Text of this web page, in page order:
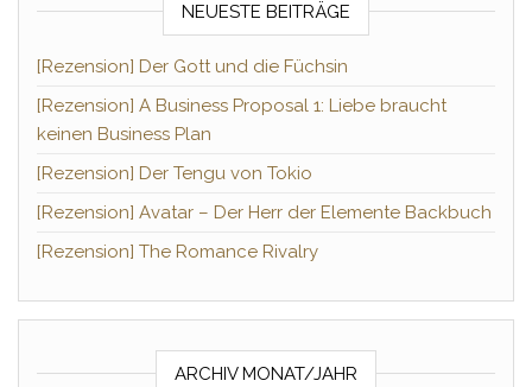
NEUESTE BEITRÄGE
[Rezension] Der Gott und die Füchsin
[Rezension] A Business Proposal 1: Liebe braucht
keinen Business Plan
[Rezension] Der Tengu von Tokio
[Rezension] Avatar – Der Herr der Elemente Backbuch
[Rezension] The Romance Rivalry
ARCHIV MONAT/JAHR